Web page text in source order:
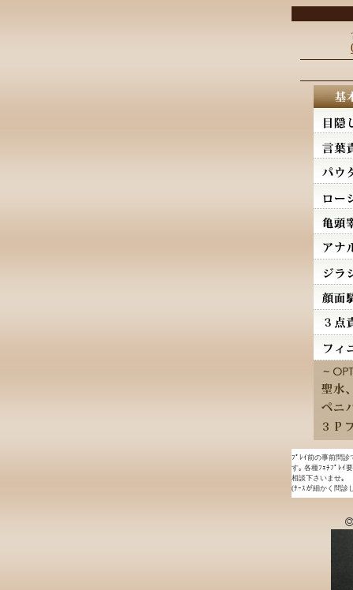
ﾌﾟﾚｲ前の事前問診
す｡ 各種ﾌｪﾁﾌﾟﾚｲ
相談下さいませ｡
(ﾅｰｽが細かく問診
◎